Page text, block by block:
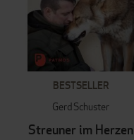
BESTSELLER
Gerd Schuster
Streuner im Herzen